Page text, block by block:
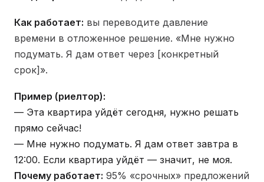
Как работает: вы переводите давление
времени в отложенное решение. «Мне нужно
подумать. Я дам ответ через [конкретный
срок]».
Пример (риелтор):
— Эта квартира уйдёт сегодня, нужно решать
прямо сейчас!
— Мне нужно подумать. Я дам ответ завтра в
12:00. Если квартира уйдёт — значит, не моя.
Почему работает: 95% «срочных» предложений